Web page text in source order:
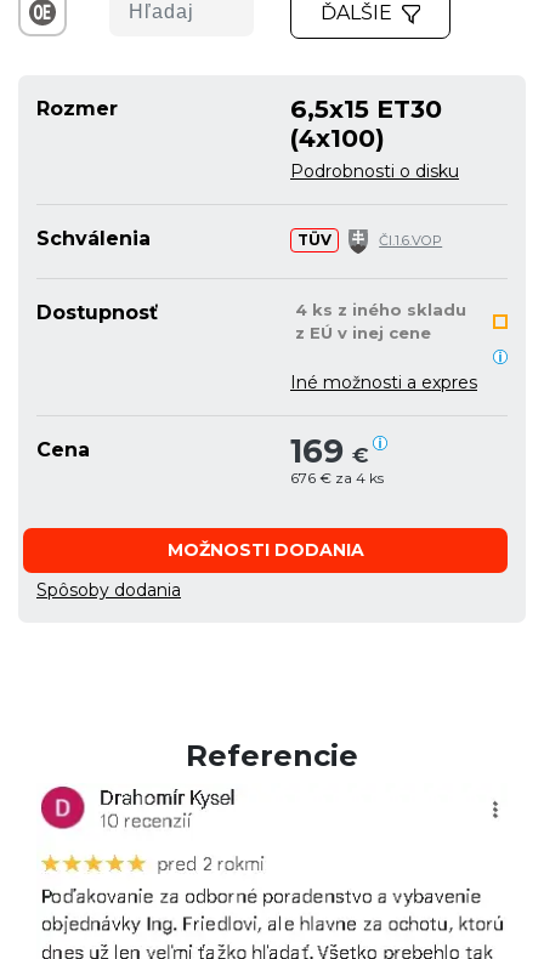
ĎALŠIE
Rozmer
6,5x15 ET30
(4x100)
Podrobnosti o disku
Schválenia TÜV Čl.1.6.VOP
Dostupnosť
4 ks z iného skladu
z EÚ v inej cene
Iné možnosti a expres
Cena 169 €
676 € za 4 ks
MOŽNOSTI DODANIA
Spôsoby dodania
Referencie